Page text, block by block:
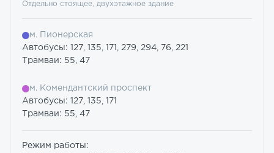
Отдельно стоящее, двухэтажное здание
м. Пионерская
Автобусы: 127, 135, 171, 279, 294, 76, 221
Трамваи: 55, 47
м. Комендантский проспект
Автобусы: 127, 135, 171
Трамваи: 55, 47
Режим работы: